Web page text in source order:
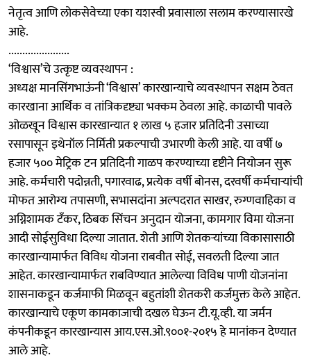
नेतृत्व आणि लोकसेवेच्या एका यशस्वी प्रवासाला सलाम करण्यासारखे
आहे.
......................
‘विश्वास’चे उत्कृष्ट व्यवस्थापन :
अध्यक्ष मानसिंगभाऊंनी ‘विश्वास’ कारखान्याचे व्यवस्थापन सक्षम ठेवत
कारखाना आर्थिक व तांत्रिकदृष्ट्या भक्कम ठेवला आहे. काळाची पावले
ओळखून विश्वास कारखान्यात १ लाख ५ हजार प्रतिदिनी उसाच्या
रसापासून इथेनॉल निर्मिती प्रकल्पाची उभारणी केली आहे. या वर्षी ७
हजार ५०० मेट्रिक टन प्रतिदिनी गाळप करण्याच्या दृष्टीने नियोजन सुरू
आहे. कर्मचारी पदोन्नती, पगारवाढ, प्रत्येक वर्षी बोनस, दरवर्षी कर्मचाऱ्यांची
मोफत आरोग्य तपासणी, सभासदांना अल्पदरात साखर, रुग्णवाहिका व
अग्निशामक टँकर, ठिबक सिंचन अनुदान योजना, कामगार विमा योजना
आदी सोईसुविधा दिल्या जातात. शेती आणि शेतकऱ्यांच्या विकासासाठी
कारखान्यामार्फत विविध योजना राबवीत सोई, सवलती दिल्या जात
आहेत. कारखान्यामार्फत राबविण्यात आलेल्या विविध पाणी योजनांना
शासनाकडून कर्जमाफी मिळवून बहुतांशी शेतकरी कर्जमुक्त केले आहेत.
कारखान्याचे एकूण कामकाजाची दखल घेऊन टी.यू.व्ही. या जर्मन
कंपनीकडून कारखान्यास आय.एस.ओ.९००१-२०१५ हे मानांकन देण्यात
आले आहे.